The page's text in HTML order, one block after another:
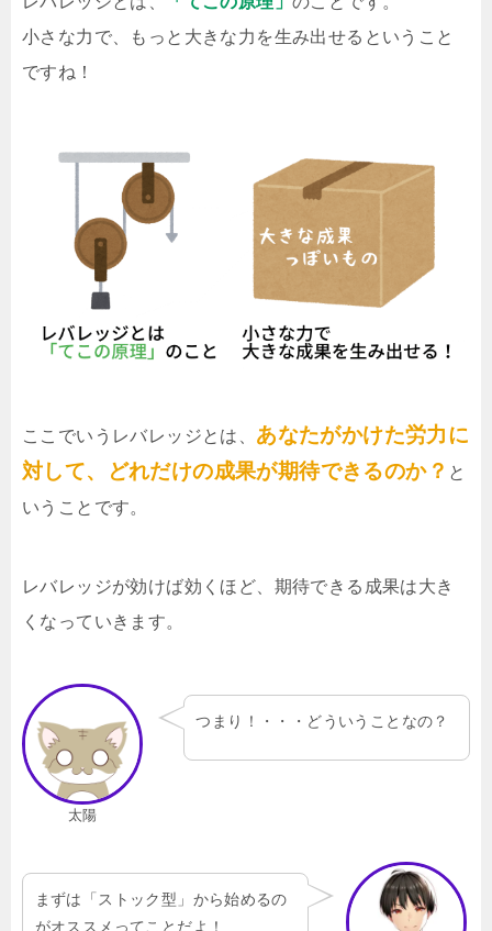
小さな力で、もっと大きな力を生み出せるということ
ですね！
ここでいうレバレッジとは、 あなたがかけた労力に
対して、どれだけの成果が期待できるのか？ と
いうことです。
レバレッジが効けば効くほど、期待できる成果は大き
くなっていきます。
太陽
つまり！・・・どういうことなの？
まずは「ストック型」から始めるの
がオススメってことだよ！